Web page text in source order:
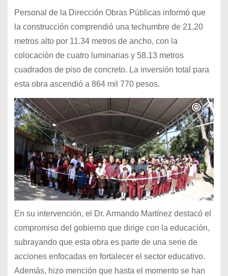
Personal de la Dirección Obras Públicas informó que
la construcción comprendió una techumbre de 21.20
metros alto por 11.34 metros de ancho, con la
colocación de cuatro luminarias y 58.13 metros
cuadrados de piso de concreto. La inversión total para
esta obra ascendió a 864 mil 770 pesos.
En su intervención, el Dr. Armando Martínez destacó el
compromiso del gobierno que dirige con la educación,
subrayando que esta obra es parte de una serie de
acciones enfocadas en fortalecer el sector educativo.
Además, hizo mención que hasta el momento se han